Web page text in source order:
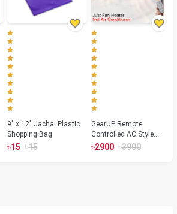
9" x 12" Jachai Plastic
Shopping Bag
৳15 ৳15
GearUP Remote
Controlled AC Style
Room Heater 1800
৳2900 ৳3900